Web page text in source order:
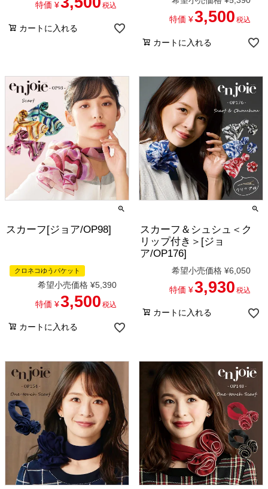
特価 ¥ 税込
カートに入れる
特価 ¥3,500 税込
カートに入れる
スカーフ[ジョア/OP98]
クロネコゆうパケット
希望小売価格 ¥5,390
特価 ¥3,500 税込
カートに入れる
スカーフ＆シュシュ＜ク
リップ付き＞[ジョ
ア/OP176]
希望小売価格 ¥6,050
特価 ¥3,930 税込
カートに入れる